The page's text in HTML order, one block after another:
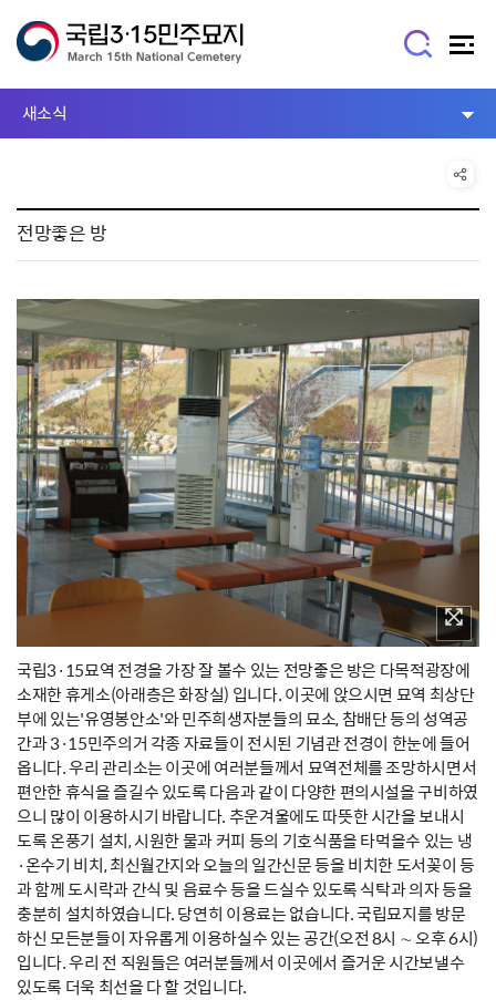
새소식
전망좋은 방
국립3·15묘역 전경을 가장 잘 볼수 있는 전망좋은 방은 다목적광장에
소재한 휴게소(아래층은 화장실) 입니다. 이곳에 앉으시면 묘역 최상단
부에 있는'유영봉안소'와 민주희생자분들의 묘소, 참배단 등의 성역공
간과 3·15민주의거 각종 자료들이 전시된 기념관 전경이 한눈에 들어
옵니다. 우리 관리소는 이곳에 여러분들께서 묘역전체를 조망하시면서
편안한 휴식을 즐길수 있도록 다음과 같이 다양한 편의시설을 구비하였
으니 많이 이용하시기 바랍니다. 추운겨울에도 따뜻한 시간을 보내시
도록 온풍기 설치, 시원한 물과 커피 등의 기호식품을 타먹을수 있는 냉
·온수기 비치, 최신월간지와 오늘의 일간신문 등을 비치한 도서꽂이 등
과 함께 도시락과 간식 및 음료수 등을 드실수 있도록 식탁과 의자 등을
충분히 설치하였습니다. 당연히 이용료는 없습니다. 국립묘지를 방문
하신 모든분들이 자유롭게 이용하실수 있는 공간(오전 8시 ∼ 오후 6시)
입니다. 우리 전 직원들은 여러분들께서 이곳에서 즐거운 시간보낼수
있도록 더욱 최선을 다 할 것입니다.